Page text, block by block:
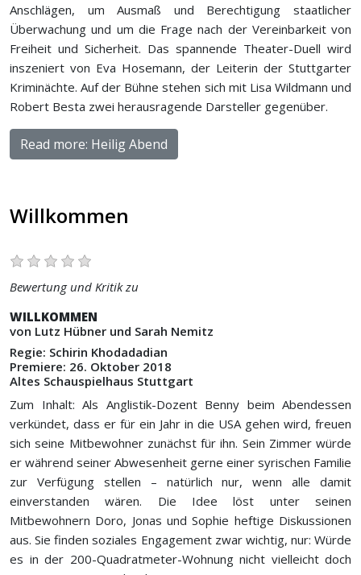
Anschlägen, um Ausmaß und Berechtigung staatlicher
Überwachung und um die Frage nach der Vereinbarkeit von
Freiheit und Sicherheit. Das spannende Theater-Duell wird
inszeniert von Eva Hosemann, der Leiterin der Stuttgarter
Kriminächte. Auf der Bühne stehen sich mit Lisa Wildmann und
Robert Besta zwei herausragende Darsteller gegenüber.
Read more: Heilig Abend
Willkommen
Bewertung und Kritik zu
WILLKOMMEN
von Lutz Hübner und Sarah Nemitz
Regie: Schirin Khodadadian
Premiere: 26. Oktober 2018
Altes Schauspielhaus Stuttgart
Zum Inhalt: Als Anglistik-Dozent Benny beim Abendessen
verkündet, dass er für ein Jahr in die USA gehen wird, freuen
sich seine Mitbewohner zunächst für ihn. Sein Zimmer würde
er während seiner Abwesenheit gerne einer syrischen Familie
zur Verfügung stellen – natürlich nur, wenn alle damit
einverstanden wären. Die Idee löst unter seinen
Mitbewohnern Doro, Jonas und Sophie heftige Diskussionen
aus. Sie finden soziales Engagement zwar wichtig, nur: Würde
es in der 200-Quadratmeter-Wohnung nicht vielleicht doch